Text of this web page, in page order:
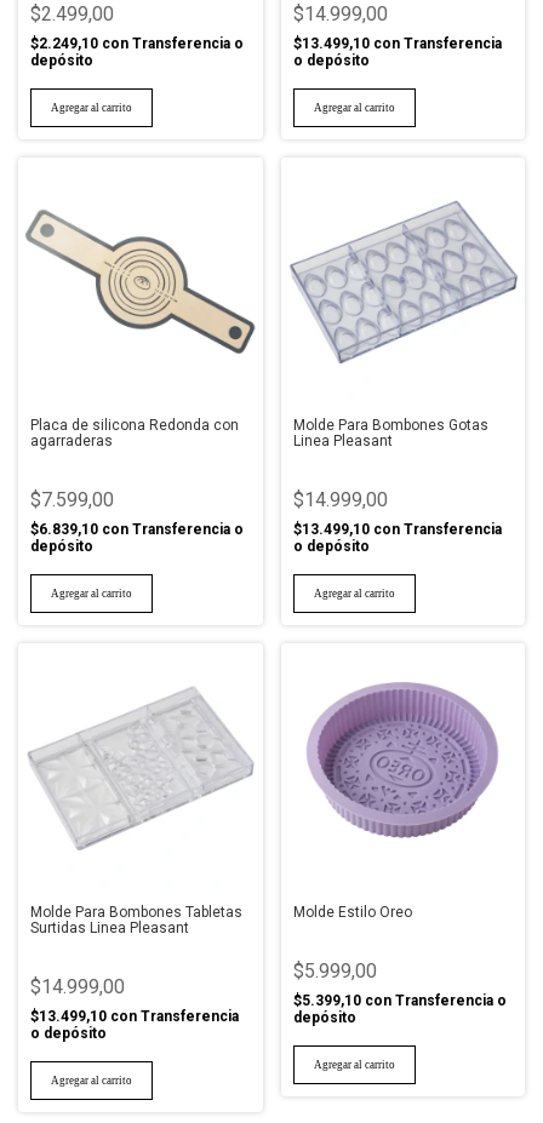
$2.499,00
$2.249,10 con Transferencia o
depósito
$14.999,00
$13.499,10 con Transferencia
o depósito
Placa de silicona Redonda con
agarraderas
$7.599,00
$6.839,10 con Transferencia o
depósito
Molde Para Bombones Gotas
Linea Pleasant
$14.999,00
$13.499,10 con Transferencia
o depósito
Molde Para Bombones Tabletas
Surtidas Linea Pleasant
$14.999,00
$13.499,10 con Transferencia
o depósito
Molde Estilo Oreo
$5.999,00
$5.399,10 con Transferencia o
depósito